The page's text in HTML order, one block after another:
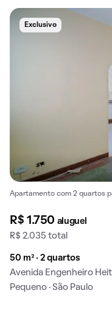
Exclusivo
Apartamento com 2 quartos
R$ 1.750 aluguel
R$ 2.035 total
50 m² · 2 quartos
Avenida Engenheiro
Pequeno · São Paulo